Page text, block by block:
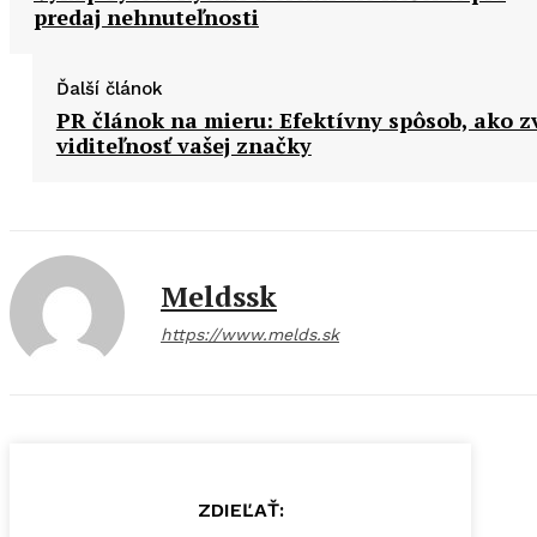
predaj nehnuteľnosti
Ďalší článok
PR článok na mieru: Efektívny spôsob, ako
viditeľnosť vašej značky
Meldssk
https://www.melds.sk
ZDIEĽAŤ: